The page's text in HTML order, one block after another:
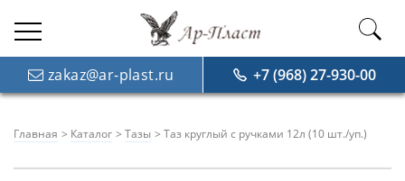
zakaz@ar-plast.ru +7 (968) 27-930-00
Главная Каталог Тазы Таз круглый с ручками 12л (10 шт./уп.)